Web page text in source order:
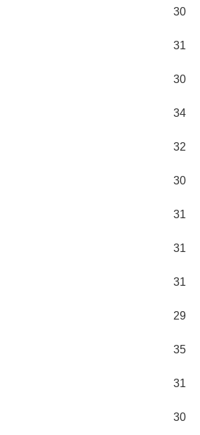
30
31
30
34
32
30
31
31
31
29
35
31
30